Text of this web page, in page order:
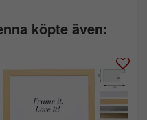
köpte även: